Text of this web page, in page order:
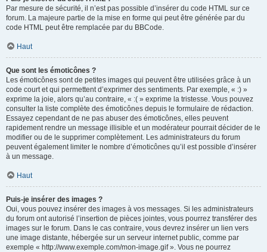
Par mesure de sécurité, il n’est pas possible d’insérer du code HTML sur ce
forum. La majeure partie de la mise en forme qui peut être générée par du
code HTML peut être remplacée par du BBCode.
Haut
Que sont les émoticônes ?
Les émoticônes sont de petites images qui peuvent être utilisées grâce à un
code court et qui permettent d’exprimer des sentiments. Par exemple, « :) »
exprime la joie, alors qu’au contraire, « :( » exprime la tristesse. Vous pouvez
consulter la liste complète des émoticônes depuis le formulaire de rédaction.
Essayez cependant de ne pas abuser des émoticônes, elles peuvent
rapidement rendre un message illisible et un modérateur pourrait décider de le
modifier ou de le supprimer complètement. Les administrateurs du forum
peuvent également limiter le nombre d’émoticônes qu’il est possible d’insérer
à un message.
Haut
Puis-je insérer des images ?
Oui, vous pouvez insérer des images à vos messages. Si les administrateurs
du forum ont autorisé l’insertion de pièces jointes, vous pourrez transférer des
images sur le forum. Dans le cas contraire, vous devrez insérer un lien vers
une image distante, hébergée sur un serveur internet public, comme par
exemple « http://www.exemple.com/mon-image.gif ». Vous ne pourrez